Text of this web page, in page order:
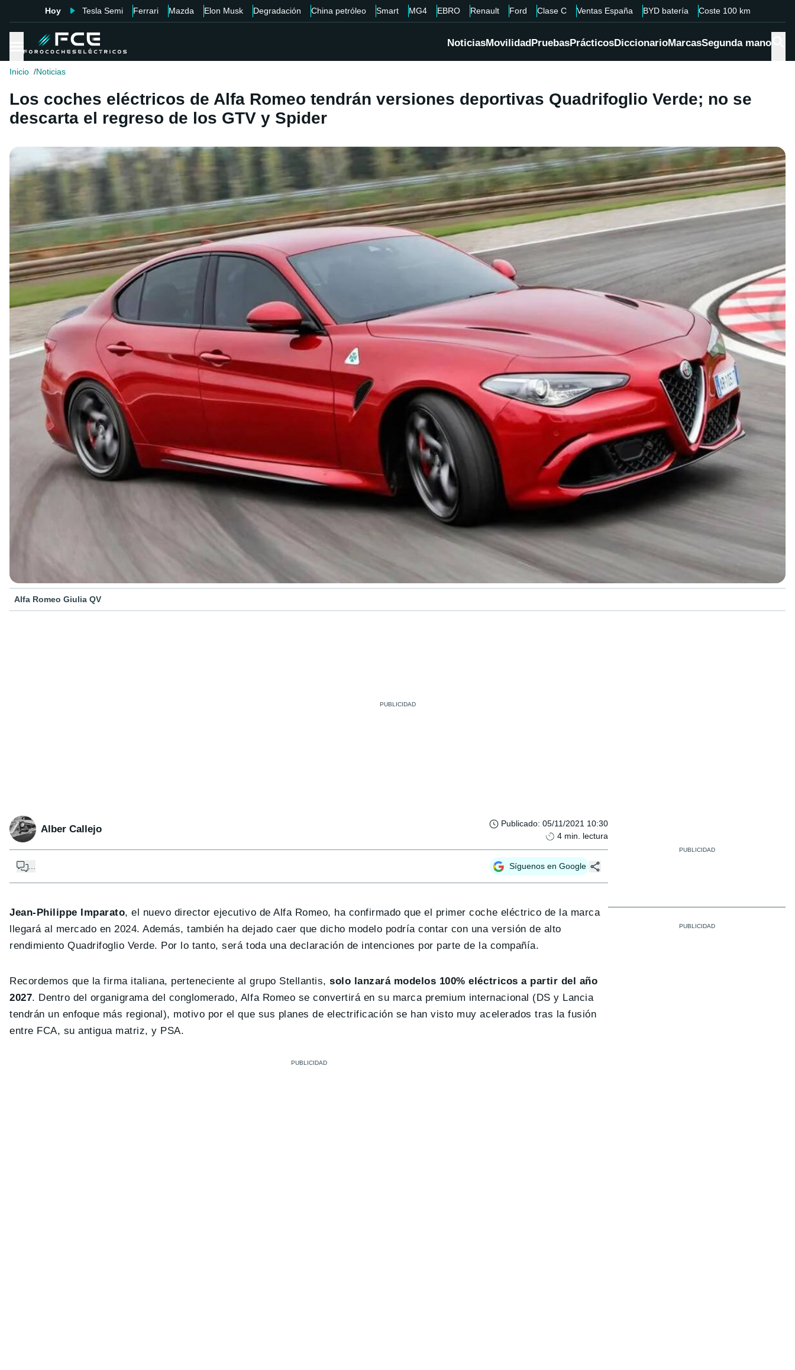
Hoy Tesla Semi Ferrari Mazda Elon Musk Degradación China petróleo Smart MG4 EBRO Renault Ford Clase C Ventas España BYD batería Coste 100 km
NoticiasMovilidadPruebasPrácticosDiccionarioMarcasSegunda mano
Inicio Noticias
Los coches eléctricos de Alfa Romeo tendrán versiones deportivas Quadrifoglio Verde; no se
descarta el regreso de los GTV y Spider
Alfa Romeo Giulia QV
Alber Callejo Publicado: 05/11/2021 10:30
4 min. lectura
... Síguenos en Google
Jean-Philippe Imparato, el nuevo director ejecutivo de Alfa Romeo, ha confirmado que el primer coche eléctrico de la marca
llegará al mercado en 2024. Además, también ha dejado caer que dicho modelo podría contar con una versión de alto
rendimiento Quadrifoglio Verde. Por lo tanto, será toda una declaración de intenciones por parte de la compañía.
Recordemos que la firma italiana, perteneciente al grupo Stellantis,solo lanzará modelos 100% eléctricos a partir del año
2027. Dentro del organigrama del conglomerado, Alfa Romeo se convertirá en su marca premium internacional (DS y Lancia
tendrán un enfoque más regional), motivo por el que sus planes de electrificación se han visto muy acelerados tras la fusión
entre FCA, su antigua matriz, y PSA.